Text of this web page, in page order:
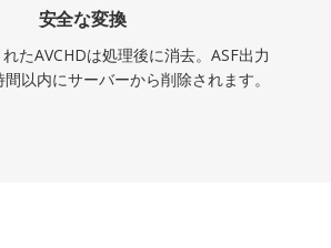
安全な変換
たAVCHDは処理後に消去。ASF出力
以内にサーバーから削除されます。